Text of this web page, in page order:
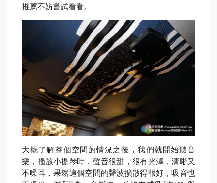
推薦不妨嘗試看看。
大概了解整個空間的情況之後，我們就開始聽音
樂，播放小提琴時，聲音很甜，很有光澤，清晰又
不噪耳，果然這個空間的聲波擴散得很好，吸音也